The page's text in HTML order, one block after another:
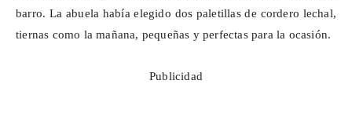
barro. La abuela había elegido dos paletillas de cordero lechal,
tiernas como la mañana, pequeñas y perfectas para la ocasión.
Publicidad